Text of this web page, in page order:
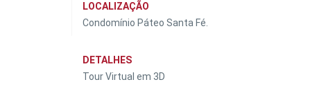
LOCALIZAÇÃO
Condomínio Páteo Santa Fé.
DETALHES
Tour Virtual em 3D